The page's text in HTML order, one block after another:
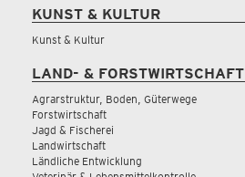
KUNST & KULTUR
Kunst & Kultur
LAND- & FORSTWIRTSCHAFT
Agrarstruktur, Boden, Güterwege
Forstwirtschaft
Jagd & Fischerei
Landwirtschaft
Ländliche Entwicklung